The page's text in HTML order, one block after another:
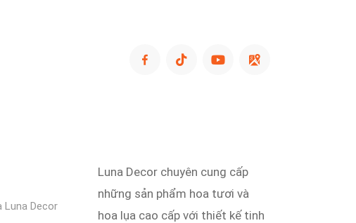
Luna Decor
Luna Decor chuyên cung cấp
những sản phẩm hoa tươi và
hoa lụa cao cấp với thiết kế tinh